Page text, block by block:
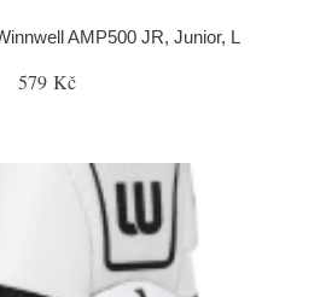
AMP500 JR, Junior, L
579 Kč